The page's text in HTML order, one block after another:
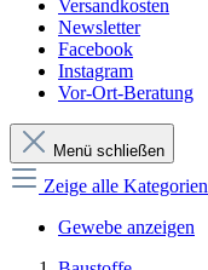
Versandkosten
Newsletter
Facebook
Instagram
Vor-Ort-Beratung
Menü schließen
Zeige alle Kategorien
Gewebe anzeigen